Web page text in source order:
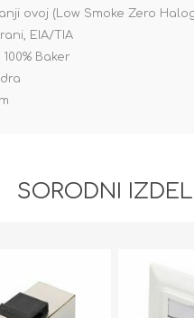
ovoj (Low Smoke Zero
EIA/TIA
Baker
SORODNI